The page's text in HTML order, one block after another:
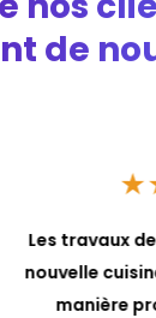
de
★
maçonnerie
ont été
professionnelle